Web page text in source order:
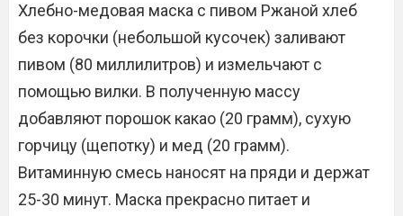
Хлебно-медовая маска с пивом Ржаной хлеб
без корочки (небольшой кусочек) заливают
пивом (80 миллилитров) и измельчают с
помощью вилки. В полученную массу
добавляют порошок какао (20 грамм), сухую
горчицу (щепотку) и мед (20 грамм).
Витаминную смесь наносят на пряди и держат
25-30 минут. Маска прекрасно питает и